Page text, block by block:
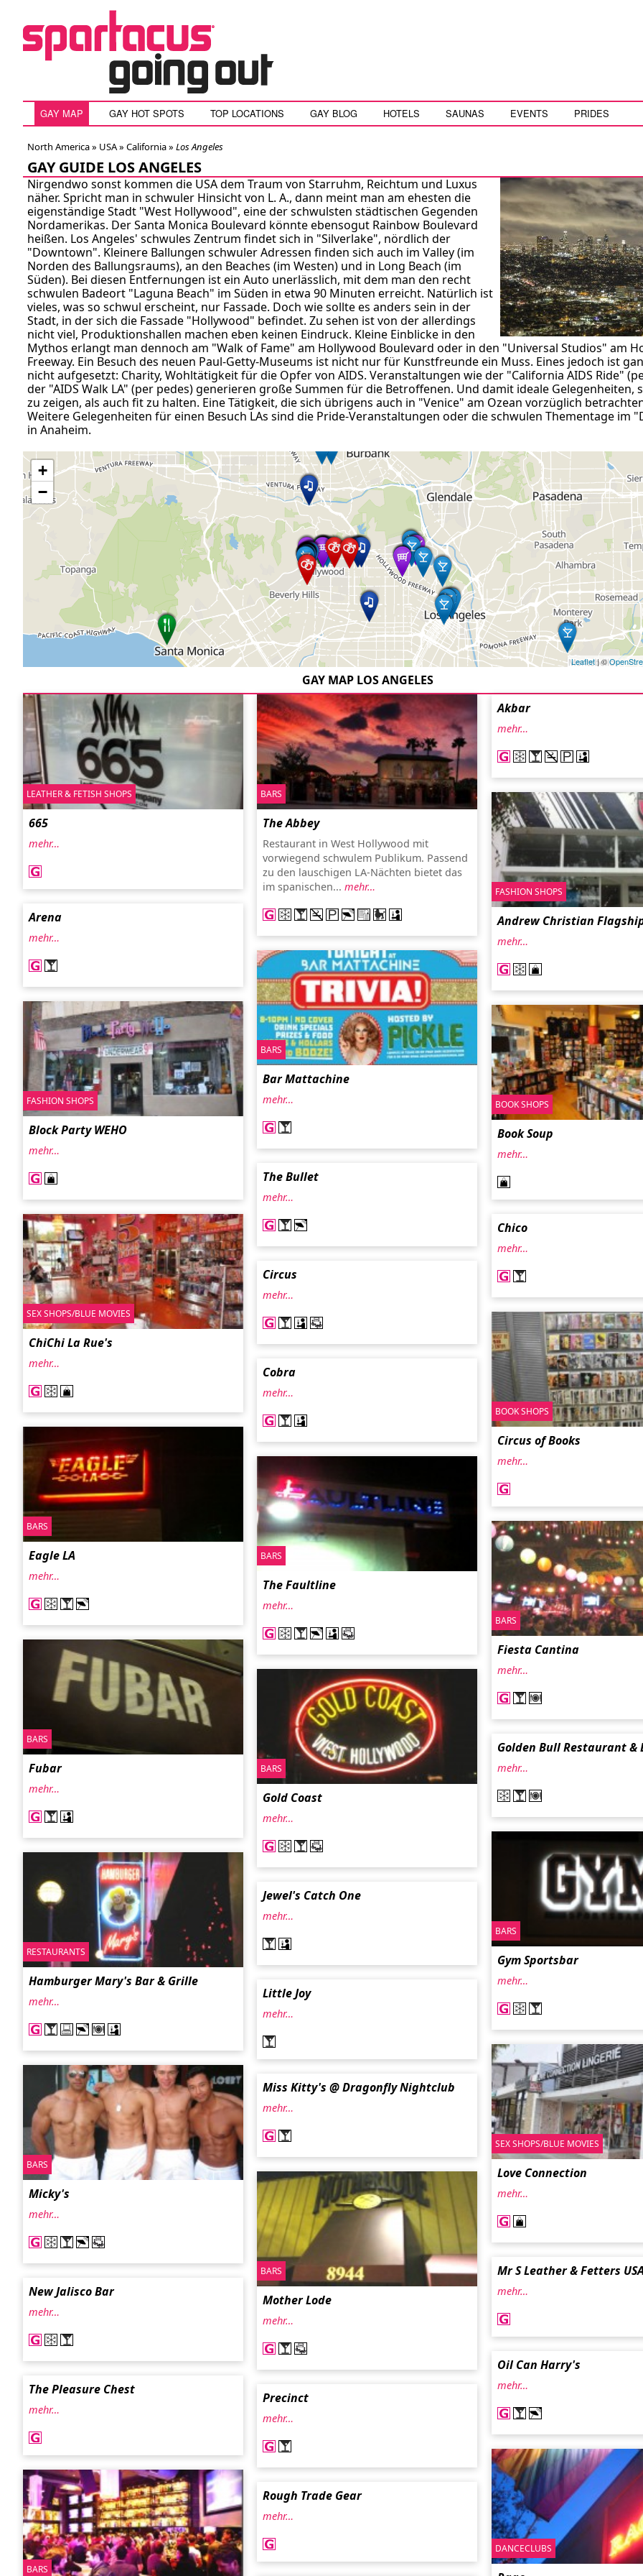
GAY MAP GAY HOT SPOTS TOP LOCATIONS GAY BLOG HOTELS SAUNAS EVENTS PRIDES
North America » USA» California» Los Angeles
GAY GUIDE LOS ANGELES
Nirgendwo sonst kommen die USA dem Traum von Starruhm, Reichtum und Luxus
näher. Spricht man in schwuler Hinsicht von L. A., dann meint man am ehesten die
eigenständige Stadt "West Hollywood", eine der schwulsten städtischen Gegenden
Nordamerikas. Der Santa Monica Boulevard könnte ebensogut Rainbow Boulevard
heißen. Los Angeles' schwules Zentrum findet sich in "Silverlake", nördlich der
"Downtown". Kleinere Ballungen schwuler Adressen finden sich auch im Valley (im
Norden des Ballungsraums), an den Beaches (im Westen) und in Long Beach (im
Süden). Bei diesen Entfernungen ist ein Auto unerlässlich, mit dem man den recht
schwulen Badeort "Laguna Beach" im Süden in etwa 90 Minuten erreicht. Natürlich ist
vieles, was so schwul erscheint, nur Fassade. Doch wie sollte es anders sein in der
Stadt, in der sich die Fassade "Hollywood" befindet. Zu sehen ist von der allerdings
nicht viel, Produktionshallen machen eben keinen Eindruck. Kleine Einblicke in den
Mythos erlangt man dennoch am "Walk of Fame" am Hollywood Boulevard oder in den "Universal Studios" am
Freeway. Ein Besuch des neuen Paul-Getty-Museums ist nicht nur für Kunstfreunde ein Muss. Eines jedoch ist
nicht aufgesetzt: Charity, Wohltätigkeit für die Opfer von AIDS. Veranstaltungen wie der "California AIDS Ride"
der "AIDS Walk LA" (per pedes) generieren große Summen für die Betroffenen. Und damit ideale Gelegenheiten,
zu zeigen, als auch fit zu halten. Eine Tätigkeit, die sich übrigens auch in "Venice" am Ozean vorzüglich
Weitere Gelegenheiten für einen Besuch LAs sind die Pride-Veranstaltungen oder die schwulen Thementage im
in Anaheim.
+
−
Leaflet| ©
GAY MAP LOS ANGELES
LEATHER & FETISH SHOPS
665
mehr…
BARS
The Abbey
Restaurant in West Hollywood mit
vorwiegend schwulem Publikum. Passend
zu den lauschigen LA-Nächten bietet das
im spanischen... mehr…
Akbar
mehr…
FASHION SHOPS
Andrew Christian
mehr…
Arena
mehr…
BARS
Bar Mattachine
mehr…
FASHION SHOPS
Block Party WEHO
mehr…
BOOK SHOPS
Book Soup
mehr…
The Bullet
mehr…
SEX SHOPS/BLUE MOVIES
ChiChi La Rue's
mehr…
Chico
mehr…
Circus
mehr…
BOOK SHOPS
Circus of Books
mehr…
Cobra
mehr…
BARS
Eagle LA
mehr…
BARS
The Faultline
mehr…
BARS
Fiesta Cantina
mehr…
BARS
Fubar
mehr…
BARS
Gold Coast
mehr…
Golden Bull Restaurant &
mehr…
BARS
Gym Sportsbar
mehr…
RESTAURANTS
Hamburger Mary's Bar & Grille
mehr…
Jewel's Catch One
mehr…
Little Joy
mehr…
SEX SHOPS/BLUE MOVIES
Love Connection
mehr…
BARS
Micky's
mehr…
Miss Kitty's @ Dragonfly Nightclub
mehr…
BARS
Mother Lode
mehr…
Mr S Leather & Fetters
mehr…
New Jalisco Bar
mehr…
Oil Can Harry's
mehr…
The Pleasure Chest
mehr…
Precinct
mehr…
DANCECLUBS
BARS
Rough Trade Gear
mehr…